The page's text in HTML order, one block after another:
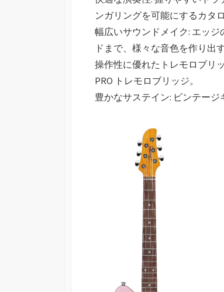
ンガリングを可能にするカタ
幅広いサウンドメイク: エッ
ドまで、様々な音色を作り出
操作性に優れたトレモロブリ
PRO トレモロブリッジ。
豊かなサステイン: ビンテー